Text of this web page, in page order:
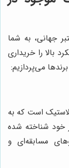
جهانی، به شما
بالا را خریداری
می‌پردازیم:
است که به
خود شناخته شده
مسابقه‌ای و